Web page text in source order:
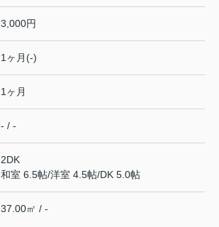
3,000円
1ヶ月(-)
1ヶ月
- / -
2DK
和室 6.5帖/洋室 4.5帖/DK 5.0帖
37.00㎡ / -